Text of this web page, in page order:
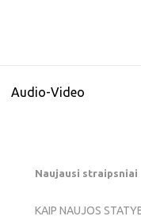
Audio-Video
Naujausi straipsniai
KAIP NAUJOS